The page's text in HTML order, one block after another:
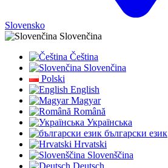
Slovensko
Slovenčina
Čeština
Slovenčina
Polski
English
Magyar
Română
Українська
български език
Hrvatski
Slovenščina
Deutsch